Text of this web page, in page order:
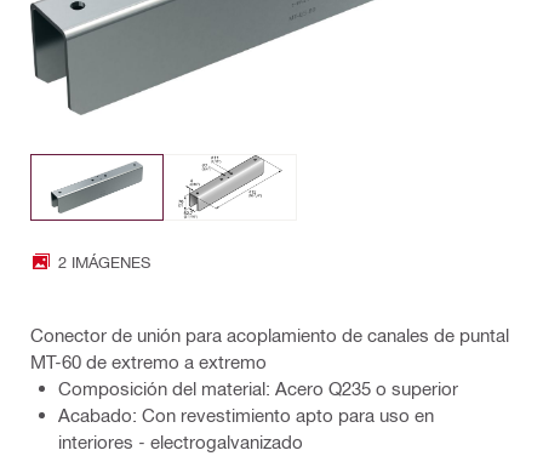
2 IMÁGENES
Conector de unión para acoplamiento de canales de puntal
MT-60 de extremo a extremo
Composición del material: Acero Q235 o superior
Acabado: Con revestimiento apto para uso en
interiores - electrogalvanizado